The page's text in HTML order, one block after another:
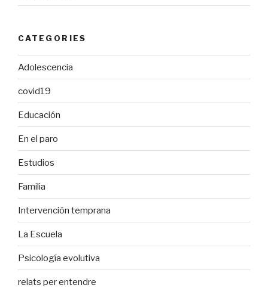
CATEGORIES
Adolescencia
covid19
Educación
En el paro
Estudios
Familia
Intervención temprana
La Escuela
Psicología evolutiva
relats per entendre